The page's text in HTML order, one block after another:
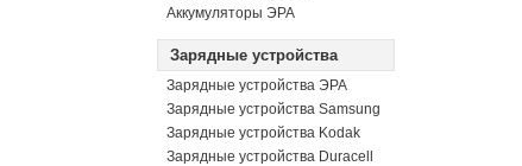
Аккумуляторы ЭРА
Зарядные устройства
Зарядные устройства ЭРА
Зарядные устройства Samsung
Зарядные устройства Kodak
Зарядные устройства Duracell